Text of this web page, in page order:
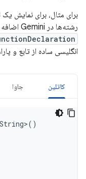
برای مثال، برای نمایش یک
رشته‌ها در Gemini اضافه می‌کند، با ایجاد یک متغیر
انگلیسی ساده از تابع و
کاتلین جاوا
()